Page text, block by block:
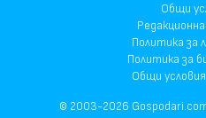
Общи
Политика за
Политика за
Общи
© 2003-2026